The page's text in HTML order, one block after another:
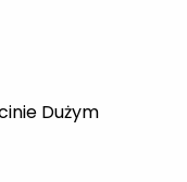
Dużym